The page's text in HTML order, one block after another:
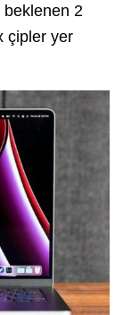
beklenen 2
çipler yer